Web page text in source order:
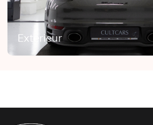
Exterieur